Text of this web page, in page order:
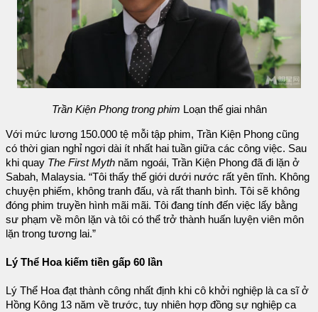
Trần Kiện Phong trong phim Loạn thế giai nhân
Với mức lương 150.000 tệ mỗi tập phim, Trần Kiện Phong cũng
có thời gian nghỉ ngơi dài ít nhất hai tuần giữa các công việc. Sau
khi quay The First Myth năm ngoái, Trần Kiện Phong đã đi lặn ở
Sabah, Malaysia. “Tôi thấy thế giới dưới nước rất yên tĩnh. Không
chuyện phiếm, không tranh đấu, và rất thanh bình. Tôi sẽ không
đóng phim truyền hình mãi mãi. Tôi đang tính đến việc lấy bằng
sư phạm về môn lặn và tôi có thể trở thành huấn luyện viên môn
lặn trong tương lai.”
Lý Thể Hoa kiếm tiền gấp 60 lần
Lý Thể Hoa đạt thành công nhất định khi cô khởi nghiệp là ca sĩ ở
Hồng Kông 13 năm về trước, tuy nhiên hợp đồng sự nghiệp ca